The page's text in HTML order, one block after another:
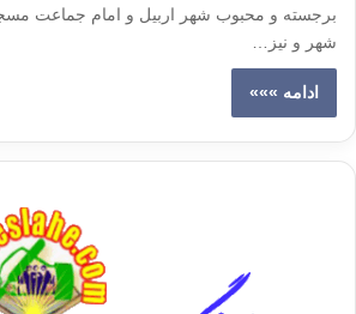
برجسته‌ و محبوب شهر اربیل و امام جماعت
شهر و نیز…
ادامه »»»